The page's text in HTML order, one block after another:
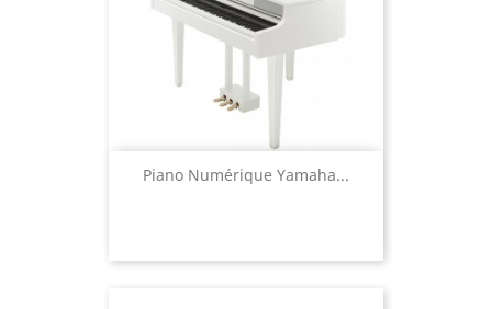
Piano Numérique Yamaha...